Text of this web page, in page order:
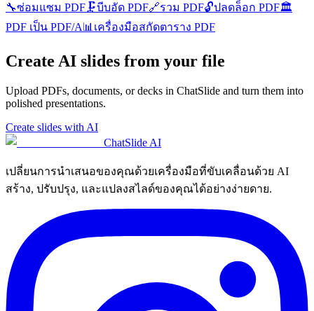
🔧ซ่อมแซม PDF🗜️บีบอัด PDF🔗รวม PDF🔓ปลดล็อก PDF🏛️
PDF เป็น PDF/A📊 เครื่องมือสกัดตาราง PDF
Create AI slides from your file
Upload PDFs, documents, or decks in ChatSlide and turn them into
polished presentations.
Create slides with AI
ChatSlide AI
เปลี่ยนการนำเสนอของคุณด้วยเครื่องมือที่ขับเคลื่อนด้วย AI
สร้าง, ปรับปรุง, และแปลงสไลด์ของคุณได้อย่างง่ายดาย.